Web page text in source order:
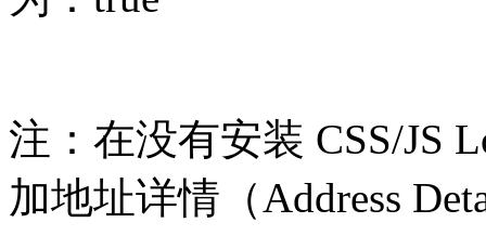
注：在没有安装 CSS/JS
加地址详情（Address